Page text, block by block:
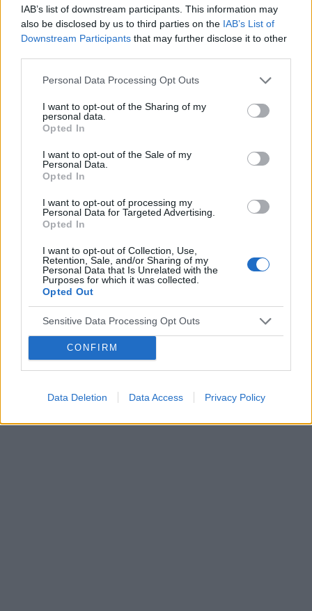
IAB’s list of downstream participants. This information may
also be disclosed by us to third parties on the IAB’s List of
Downstream Participants that may further disclose it to other
Personal Data Processing Opt Outs
I want to opt-out of the Sharing of my
personal data.
Opted In
I want to opt-out of the Sale of my
Personal Data.
Opted In
I want to opt-out of processing my
Personal Data for Targeted Advertising.
Opted In
I want to opt-out of Collection, Use,
Retention, Sale, and/or Sharing of my
Personal Data that Is Unrelated with the
Purposes for which it was collected.
Opted Out
Sensitive Data Processing Opt Outs
CONFIRM
Data Deletion Data Access Privacy Policy
?
Forum:Dla nastolatek
co to może być (krępująca treść)
Coraz częściej gdy muszę skorzystać z toalety ,
to robię kilka kulek w kształcie pięści
przeważnie. Później silny ból , jakby do wejścia
do odbytu. Ból jest dosyć intensywny, kąpiel lub
chłodna woda pomaga. Dodam , trwa to tak od
około 2 miesięcy. Co w takiej sytuacji może
POWIĄZANE
Tematy przezierność karkowa spirala
embolizacja mięśniaków macicy
ropień gruczołu bartholina opryszczka